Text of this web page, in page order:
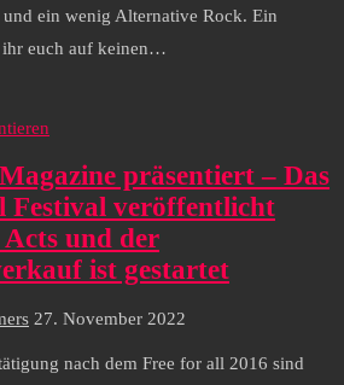
und ein wenig Alternative Rock. Ein
ihr euch auf keinen…
präsentiert – Das
Festival veröffentlicht
Acts und der
ist gestartet
27. November 2022
nach dem Free for all 2016 sind